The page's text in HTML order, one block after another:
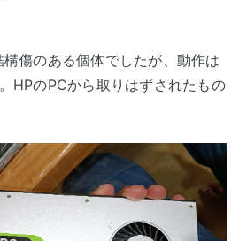
傷のある個体でしたが、動作は
HPのPCから取りはずされたもの